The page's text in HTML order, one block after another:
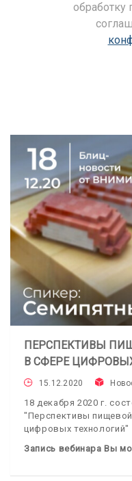
обработку
ПЕРСПЕКТИВЫ
В СФЕРЕ
15.12.2020
18 декабря 2020 г.
"Перспективы
цифровых технологий"
Запись вебинара Вы